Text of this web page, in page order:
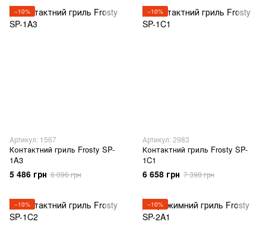
−10%
Артикул: 1567
Контактний гриль Frosty SP-
1A3
5 486 грн 6 096 грн
−10%
Артикул: 2983
Контактний гриль Frosty SP-
1C1
6 658 грн 7 398 грн
−10% −10%